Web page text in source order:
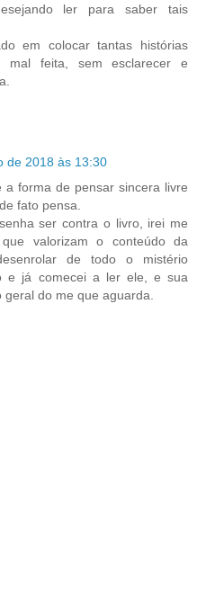
ler para saber tais
em colocar tantas histórias
mal feita, sem esclarecer e
de 2018 às 13:30
a forma de pensar sincera livre
fato pensa.
ser contra o livro, irei me
valorizam o conteúdo da
de todo o mistério
e já comecei a ler ele, e sua
geral do me que aguarda.